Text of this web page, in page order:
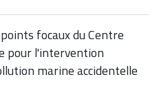
focaux du Centre
pour l'intervention
marine accidentelle